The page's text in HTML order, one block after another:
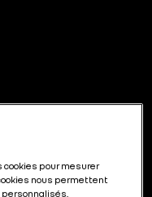
pour mesurer
nous permettent